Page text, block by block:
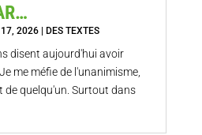
2026| DES TEXTES
disent aujourd'hui avoir
me méfie de l'unanimisme,
quelqu'un. Surtout dans